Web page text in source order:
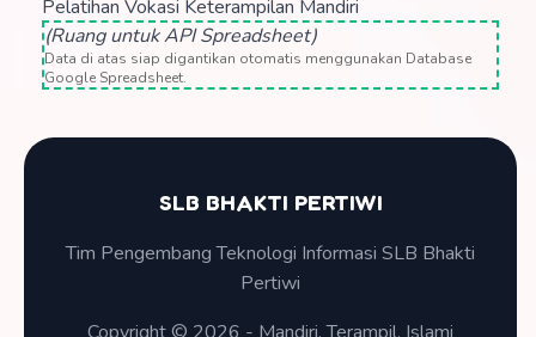
Pelatihan Vokasi Keterampilan Mandiri
(Ruang untuk API Spreadsheet)
Data di atas siap digantikan otomatis menggunakan Database
Google Spreadsheet.
SLB BHAKTI PERTIWI
Tim Pengembang Teknologi Informasi SLB Bhakti
Pertiwi